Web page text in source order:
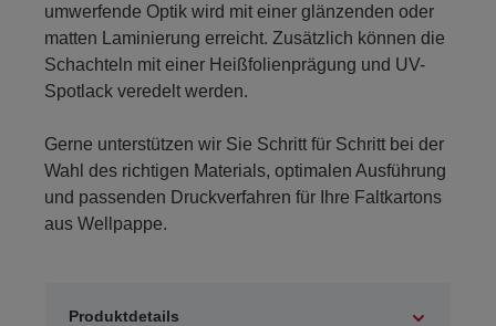
umwerfende Optik wird mit einer glänzenden oder
matten Laminierung erreicht. Zusätzlich können die
Schachteln mit einer Heißfolienprägung und UV-
Spotlack veredelt werden.
Gerne unterstützen wir Sie Schritt für Schritt bei der
Wahl des richtigen Materials, optimalen Ausführung
und passenden Druckverfahren für Ihre Faltkartons
aus Wellpappe.
Produktdetails